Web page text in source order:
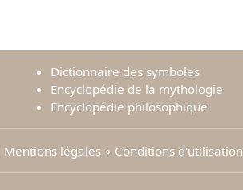
Dictionnaire des symboles
Encyclopédie de la mythologie
Encyclopédie philosophique
Mentions légales∘ Conditions d'utilisation